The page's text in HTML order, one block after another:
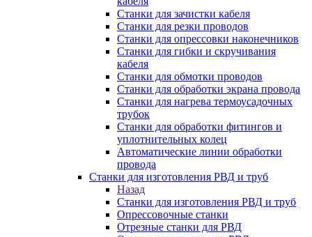
Станки для зачистки кабеля
Станки для резки проводов
Станки для опрессовки наконечников
Станки для гибки и скручивания
кабеля
Станки для обмотки проводов
Станки для обработки экрана провода
Станки для нагрева термоусадочных
трубок
Станки для обработки фитингов и
уплотнительных колец
Автоматические линии обработки
провода
Станки для изготовления РВД и труб
Назад
Станки для изготовления РВД и труб
Опрессовочные станки
Отрезные станки для РВД